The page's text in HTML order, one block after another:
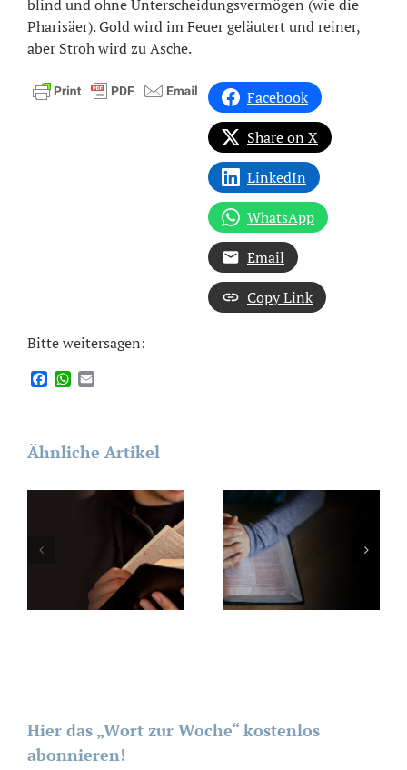
blind und ohne Unterscheidungsvermögen (wie die
Pharisäer). Gold wird im Feuer geläutert und reiner,
aber Stroh wird zu Asche.
Facebook
Share on X
LinkedIn
WhatsApp
Email
Copy Link
Bitte weitersagen:
FacebookWhatsApp
Ähnliche Artikel
Hier das „Wort zur Woche“ kostenlos
abonnieren!